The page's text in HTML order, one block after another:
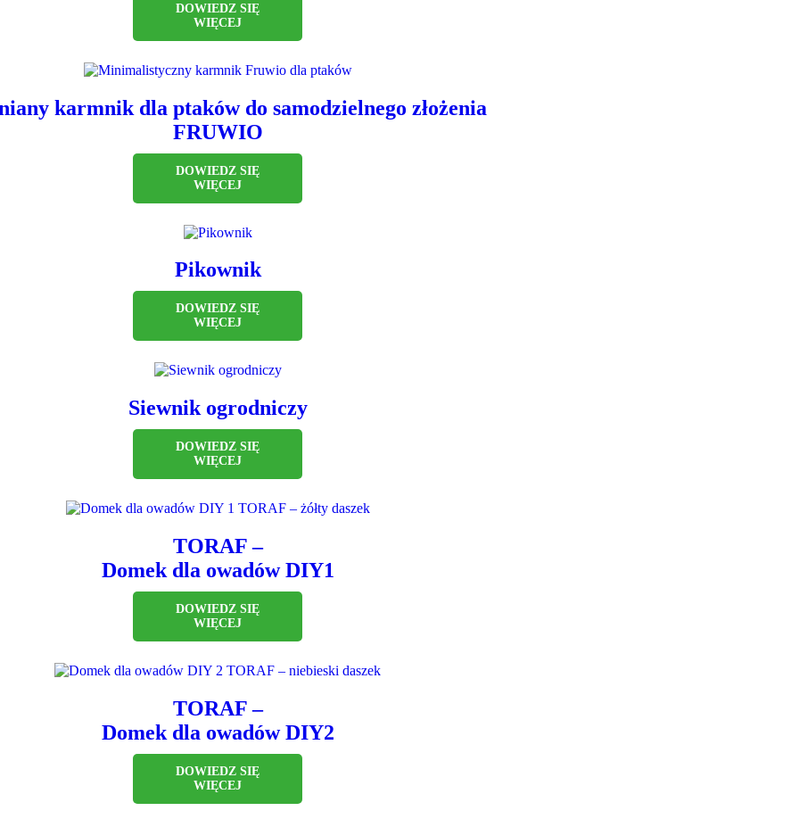
DOWIEDZ SIĘ
WIĘCEJ
karmnik dla ptaków do samodzielnego złożenia
FRUWIO
DOWIEDZ SIĘ
WIĘCEJ
Pikownik
DOWIEDZ SIĘ
WIĘCEJ
Siewnik ogrodniczy
DOWIEDZ SIĘ
WIĘCEJ
TORAF –
Domek dla owadów DIY1
DOWIEDZ SIĘ
WIĘCEJ
TORAF –
Domek dla owadów DIY2
DOWIEDZ SIĘ
WIĘCEJ